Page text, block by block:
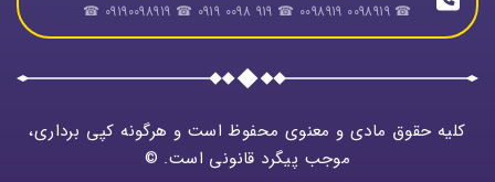
☎ 0098919 0098919 ☎ 919 0098 0919 ☎ 09190098919 ☎
کلیه حقوق مادی و معنوی محفوظ است و هرگونه کپی برداری،
موجب پیگرد قانونی است. ©